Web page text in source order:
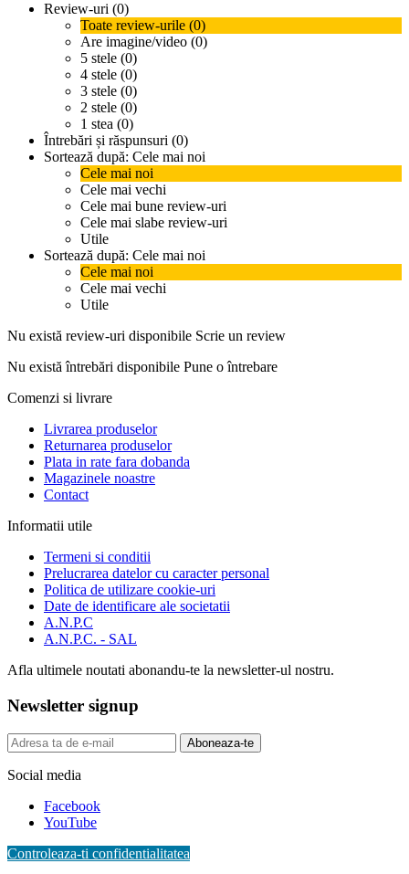
Review-uri (0)
Toate review-urile (0)
Are imagine/video (0)
5 stele (0)
4 stele (0)
3 stele (0)
2 stele (0)
1 stea (0)
Întrebări și răspunsuri (0)
Sortează după: Cele mai noi
Cele mai noi
Cele mai vechi
Cele mai bune review-uri
Cele mai slabe review-uri
Utile
Sortează după: Cele mai noi
Cele mai noi
Cele mai vechi
Utile
Nu există review-uri disponibile Scrie un review
Nu există întrebări disponibile Pune o întrebare
Comenzi si livrare
Livrarea produselor
Returnarea produselor
Plata in rate fara dobanda
Magazinele noastre
Contact
Informatii utile
Termeni si conditii
Prelucrarea datelor cu caracter personal
Politica de utilizare cookie-uri
Date de identificare ale societatii
A.N.P.C
A.N.P.C. - SAL
Afla ultimele noutati abonandu-te la newsletter-ul nostru.
Newsletter signup
Aboneaza-te
Social media
Facebook
YouTube
Controleaza-ti confidentialitatea